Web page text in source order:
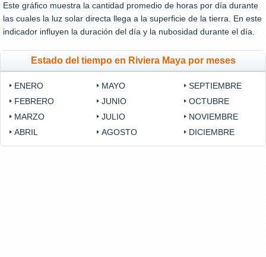
Este gráfico muestra la cantidad promedio de horas por día durante
las cuales la luz solar directa llega a la superficie de la tierra. En este
indicador influyen la duración del día y la nubosidad durante el día.
Estado del tiempo en Riviera Maya por meses
ENERO
FEBRERO
MARZO
ABRIL
MAYO
JUNIO
JULIO
AGOSTO
SEPTIEMBRE
OCTUBRE
NOVIEMBRE
DICIEMBRE